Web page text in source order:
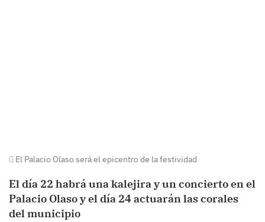
El Palacio Olaso será el epicentro de la festividad
El día 22 habrá una kalejira y un concierto en el
Palacio Olaso y el día 24 actuarán las corales
del municipio